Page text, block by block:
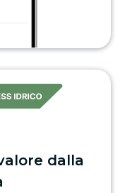
dalla